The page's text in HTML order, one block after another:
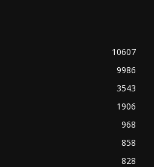
10607
9986
3543
1906
968
858
828